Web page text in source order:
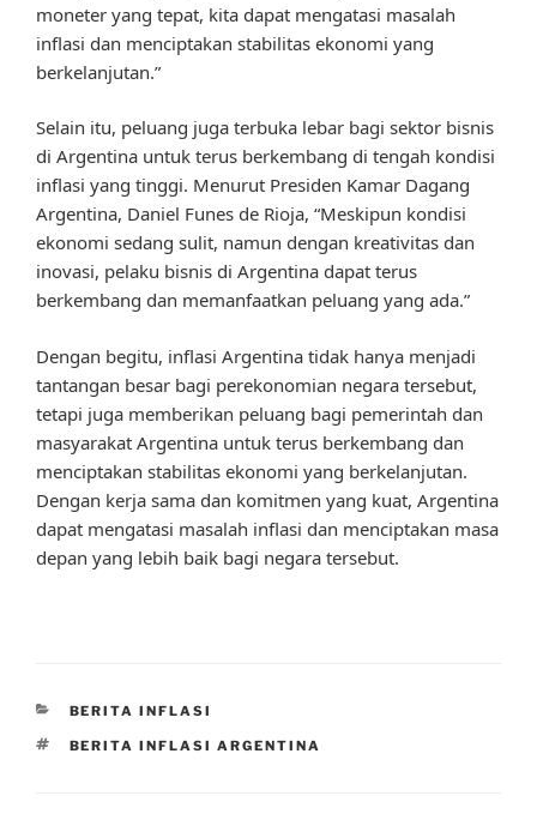
moneter yang tepat, kita dapat mengatasi masalah
inflasi dan menciptakan stabilitas ekonomi yang
berkelanjutan.”
Selain itu, peluang juga terbuka lebar bagi sektor bisnis
di Argentina untuk terus berkembang di tengah kondisi
inflasi yang tinggi. Menurut Presiden Kamar Dagang
Argentina, Daniel Funes de Rioja, “Meskipun kondisi
ekonomi sedang sulit, namun dengan kreativitas dan
inovasi, pelaku bisnis di Argentina dapat terus
berkembang dan memanfaatkan peluang yang ada.”
Dengan begitu, inflasi Argentina tidak hanya menjadi
tantangan besar bagi perekonomian negara tersebut,
tetapi juga memberikan peluang bagi pemerintah dan
masyarakat Argentina untuk terus berkembang dan
menciptakan stabilitas ekonomi yang berkelanjutan.
Dengan kerja sama dan komitmen yang kuat, Argentina
dapat mengatasi masalah inflasi dan menciptakan masa
depan yang lebih baik bagi negara tersebut.
CATEGORIES
BERITA INFLASI
TAGS
BERITA INFLASI ARGENTINA